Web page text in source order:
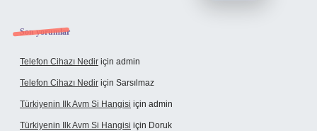
Son yorumlar
Telefon Cihazı Nedir için admin
Telefon Cihazı Nedir için Sarsılmaz
Türkiyenin Ilk Avm Si Hangisi için admin
Türkiyenin Ilk Avm Si Hangisi için Doruk